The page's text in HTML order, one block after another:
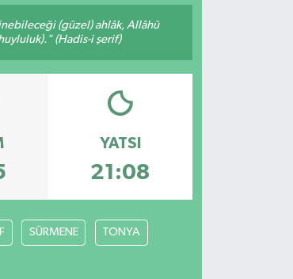
(güzel) ahlâk, Allâhü
(Hadis-i şerif)
YATSI
21:08
SÜRMENE TONYA